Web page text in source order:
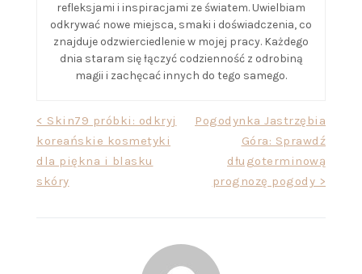
refleksjami i inspiracjami ze światem. Uwielbiam
odkrywać nowe miejsca, smaki i doświadczenia, co
znajduje odzwierciedlenie w mojej pracy. Każdego
dnia staram się łączyć codzienność z odrobiną
magii i zachęcać innych do tego samego.
Nawigacja
wpisu
< Skin79 próbki: odkryj
koreańskie kosmetyki
dla piękna i blasku
skóry
Pogodynka Jastrzębia
Góra: Sprawdź
długoterminową
prognozę pogody >